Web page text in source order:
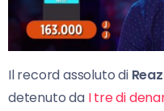
Il record assoluto di
detenuto daI tre di